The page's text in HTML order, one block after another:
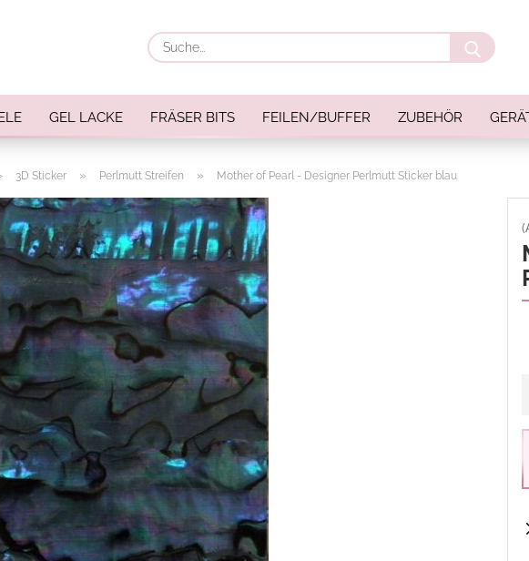
GEL LACKE FRÄSER BITS FEILEN/BUFFER ZUBEHÖR
3D Sticker » Perlmutt Streifen » Mother of Pearl - Designer Perlmutt Sticker blau